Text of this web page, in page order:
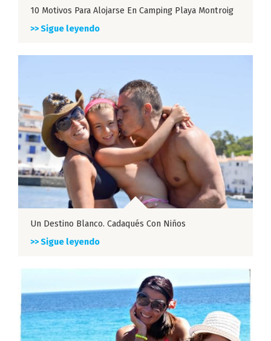
10 Motivos Para Alojarse En Camping Playa Montroig
>> Sigue leyendo
Un Destino Blanco. Cadaqués Con Niños
>> Sigue leyendo